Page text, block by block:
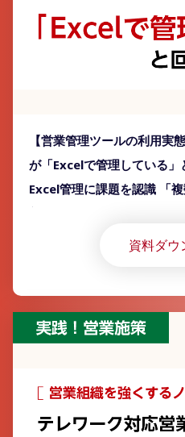
【営業管理ツールの利用実
が「Excelで管理している
Excel管理に課題を認識 「
「Excel」以外のツール導
資料ダウ